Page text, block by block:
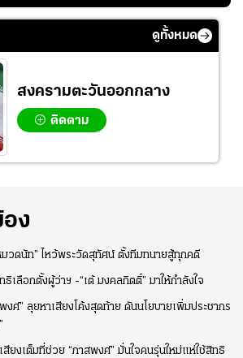
พยายามลงสนามให้
CUP 2026" เลก
สอง!!
ดูทั้งหมด
สงครามตะวันออกกลาง
ติดตาม
ง
มวดนัท” ไหว้พระวัดสุทัศน์ ตั้งทีมทนายสู้ทุกคดี
ธิเลือกตั้งผู้ว่าฯ -“เต้ มงคลกิตติ์” มาให้กำลังใจ
งศ์” ลุยหาเสียงโค้งสุดท้าย ดันนโยบายเพิ่มประชากร
สียงเต็มที่ช่วย “ภาสพงศ์” มั่นใจคนรุ่นใหม่แห่ใช้สิทธิ